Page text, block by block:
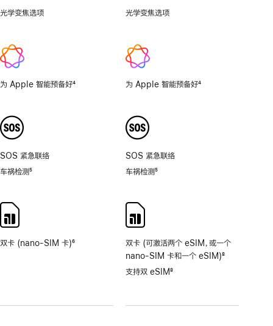
光学变焦选项
为 Apple 智能预备好4
SOS 紧急联络
车祸检测5
双卡 (nano-SIM 卡)6
光学变焦选项
为 Apple 智能预备好4
SOS 紧急联络
车祸检测5
双卡 (可激活两个 eSIM，或一个
nano-SIM 卡和一个 eSIM)
脚
8
支持双 eSIM8